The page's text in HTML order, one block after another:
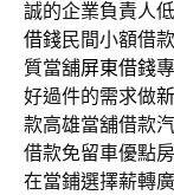
誠的企業負責人
借錢民間小額借
質當舖屏東借錢
好過件的需求做
款高雄當舖借款
借款免留車優點
在當鋪選擇薪轉